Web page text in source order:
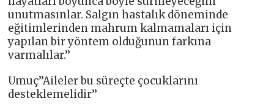
unutmasınlar. Salgın hastalık döneminde
eğitimlerinden mahrum kalmamaları için
yapılan bir yöntem olduğunun farkına
varmalılar.’’
Umuç’’Aileler bu süreçte çocuklarını
desteklemelidir’’